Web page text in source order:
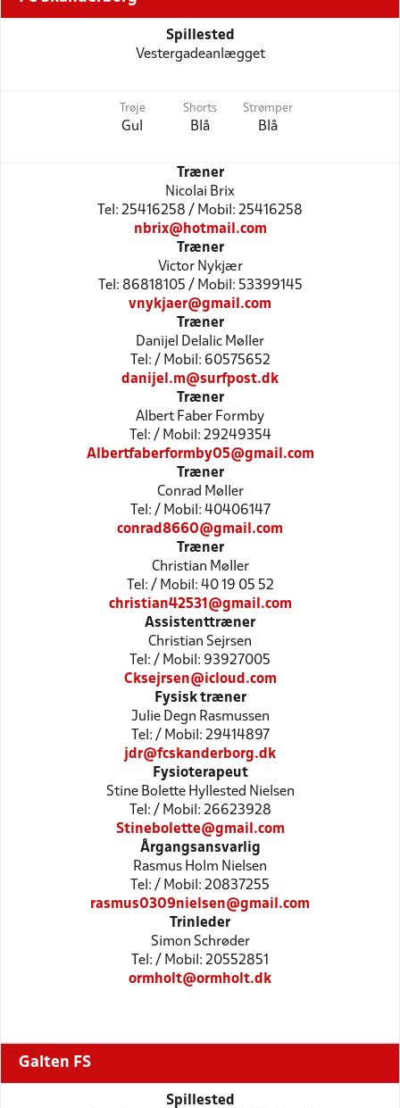
Spillested
Vestergadeanlægget
Trøje
Gul
Shorts
Blå
Strømper
Blå
Træner
Nicolai Brix
Tel: 25416258 / Mobil: 25416258
nbrix@hotmail.com
Træner
Victor Nykjær
Tel: 86818105 / Mobil: 53399145
vnykjaer@gmail.com
Træner
Danijel Delalic Møller
Tel: / Mobil: 60575652
danijel.m@surfpost.dk
Træner
Albert Faber Formby
Tel: / Mobil: 29249354
Albertfaberformby05@gmail.com
Træner
Conrad Møller
Tel: / Mobil: 40406147
conrad8660@gmail.com
Træner
Christian Møller
Tel: / Mobil: 40 19 05 52
christian42531@gmail.com
Assistenttræner
Christian Sejrsen
Tel: / Mobil: 93927005
Cksejrsen@icloud.com
Fysisk træner
Julie Degn Rasmussen
Tel: / Mobil: 29414897
jdr@fcskanderborg.dk
Fysioterapeut
Stine Bolette Hyllested Nielsen
Tel: / Mobil: 26623928
Stinebolette@gmail.com
Årgangsansvarlig
Rasmus Holm Nielsen
Tel: / Mobil: 20837255
rasmus0309nielsen@gmail.com
Trinleder
Simon Schrøder
Tel: / Mobil: 20552851
ormholt@ormholt.dk
Galten FS
Spillested